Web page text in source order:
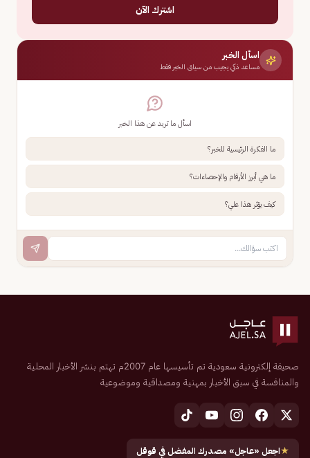
اشترك الآن
اسأل الخبر
مساعد ذكي يجيب من سياق الخبر فقط
اسأل ما تريد عن هذا الخبر
ما الفكرة الرئيسية للخبر؟
ما هي أبرز الأرقام والإحصاءات؟
كيف يؤثر هذا علي؟
صحيفة إلكترونية سعودية تم تأسيسها عام 2007م تهتم بنشر الأخبار المحلية
والمنافسة في سبق الأخبار بمهنية ومصداقية وموضوعية
★اجعل «عاجل» مصدرك المفضل في قوقل